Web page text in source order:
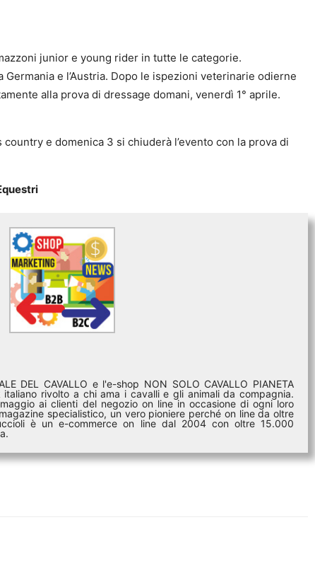
junior e young rider in tutte le categorie.
Germania e l’Austria. Dopo le ispezioni veterinarie odierne
alla prova di dressage domani, venerdì 1° aprile.
e domenica 3 si chiuderà l’evento con la prova di
DEL CAVALLO e l'e-shop NON SOLO CAVALLO PIANETA
italiano rivolto a chi ama i cavalli e gli animali da compagnia.
ai clienti del negozio on line in occasione di ogni loro
specialistico, un vero pioniere perché on line da oltre
è un e-commerce on line dal 2004 con oltre 15.000